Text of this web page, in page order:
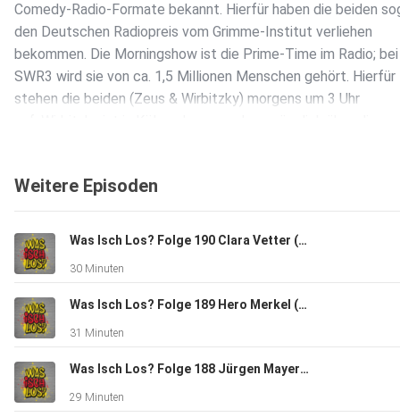
Comedy-Radio-Formate bekannt. Hierfür haben die beiden
den Deutschen Radiopreis vom Grimme-Institut verliehen
bekommen. Die Morningshow ist die Prime-Time im Radio; bei
SWR3 wird sie von ca. 1,5 Millionen Menschen gehört. Hierfür
stehen die beiden (Zeus & Wirbitzky) morgens um 3 Uhr
und hat über 10 Jahre die Witze und Geschichten für „Käpt´n
ersten Roman geschrieben, der vor kurzem erschienen ist. Er
trägt den Titel „Acht, in Böen neun“ und handelt von einem
Segeltörn von 6 Freunden, bei dem bei einer nächtlichen
Überfahrt etwas passiert. Michaels über 80-jähriger Vater
Klaus hat gerade ein Theaterstück in Hamburg inszeniert;
„Die Rettungsflieger“ oder „Die Pfefferkörner“.
Weitere Episoden
Was Isch Los? Folge 190 Clara Vetter (BW-Jazzpreisträgerin 2023/Pianistin aus Gaggenau)
30 Minuten
Was Isch Los? Folge 189 Hero Merkel (Pferdetrainerin und Artistin aus Rastatt/Kuppenheim)
31 Minuten
Was Isch Los? Folge 188 Jürgen Mayer (Frontmann Band "Phil", Chef Mayer Möbelmanufaktur aus Sulzfeld)
29 Minuten